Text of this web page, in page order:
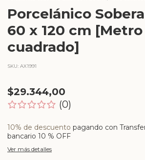
Porcelánico
60 x 120 cm [Metro
cuadrado]
SKU: AX1991
$29.344,00
(0)
10% de descuento pagando con
bancario 10 % OFF
Ver más detalles